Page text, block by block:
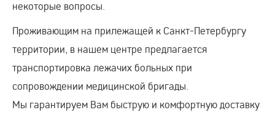
некоторые вопросы.
Проживающим на прилежащей к Санкт-Петербургу
территории, в нашем центре предлагается
транспортировка лежачих больных при
сопровождении медицинской бригады.
Мы гарантируем Вам быструю и комфортную доставку